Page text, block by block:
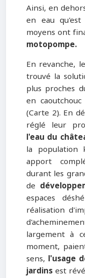
Ainsi, en
en eau
moyens ont
motopompe.
En revanche,
trouvé la
plus proches
en
(Carte 2). En
réglé leur
l'eau du
la population
apport
durant les
de
espaces
réalisation
largement à
moment,
sens, l'usage
jardinsest